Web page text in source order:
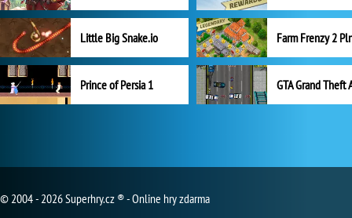
Little Big Snake.io
Prince of Persia 1 GTA Grand Theft
© 2004 - 2026 Superhry.cz ® - Online hry zdarma